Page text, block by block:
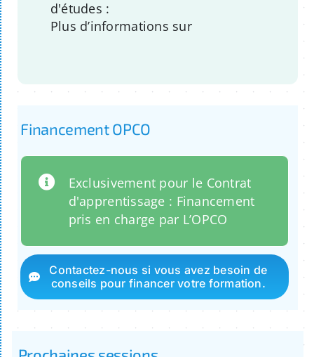
d'études :
Plus d’informations sur
Financement OPCO
Exclusivement pour le Contrat
d'apprentissage : Financement
pris en charge par L’OPCO
Contactez-nous si vous avez besoin de
conseils pour financer votre formation.